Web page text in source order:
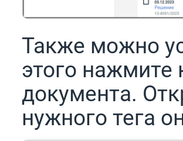
Также можно
этого нажмите
документа.
нужного тега